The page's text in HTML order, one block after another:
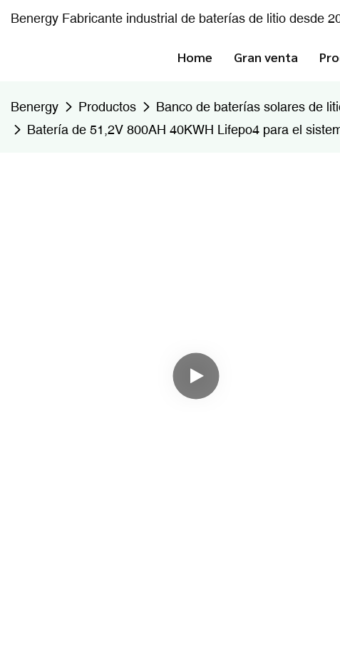
Benergy Fabricante industrial de baterías de litio desde
Home Gran venta
Benergy Productos Banco de baterías solares de
Batería de 51,2V 800AH 40KWH Lifepo4 para el